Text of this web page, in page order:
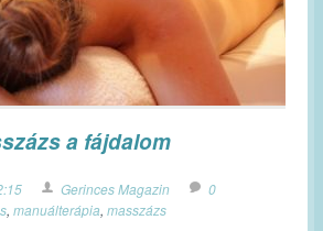
a fájdalom
Gerinces Magazin
0
, manuálterápia, masszázs